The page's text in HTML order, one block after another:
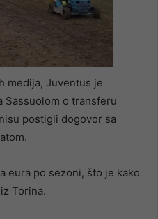
medija, Juventus je
Sassuolom o transferu
postigli dogovor sa
eura po sezoni, što je kako
Torina.